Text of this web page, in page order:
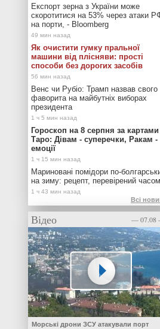
Експорт зерна з України може
скоротитися на 53% через атаки
на порти, - Bloomberg
Як очистити гумку пральної
машини від плісняви: прості
способи без дорогих засобів
Венс чи Рубіо: Трамп назвав свого
фаворита на майбутніх виборах
президента
Гороскоп на 8 серпня за картами
Таро: Дівам - суперечки, Ракам -
емоції
Мариновані помідори по-
на зиму: рецепт, перевірений часом
Всі
Відео —
Морські дрони ЗСУ атакували порт